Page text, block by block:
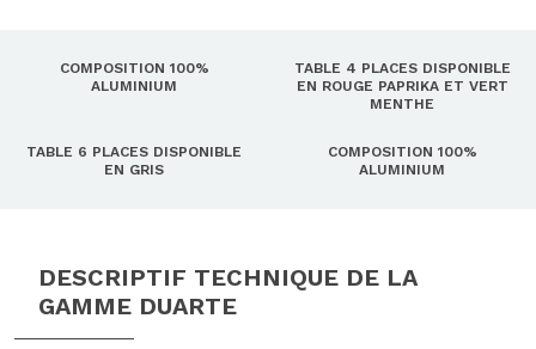
COMPOSITION 100%
ALUMINIUM
TABLE 4 PLACES DISPONIBLE
EN ROUGE PAPRIKA ET VERT
MENTHE
TABLE 6 PLACES DISPONIBLE
EN GRIS
COMPOSITION 100%
ALUMINIUM
DESCRIPTIF TECHNIQUE DE LA
GAMME DUARTE